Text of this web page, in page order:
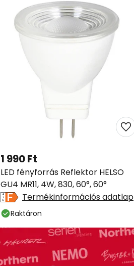
LED fényforrás Reflektor HELSO
GU4 MR11, 4W, 830, 60°, 60°
1 990 Ft
Termékinformációs adatlap
Raktáron